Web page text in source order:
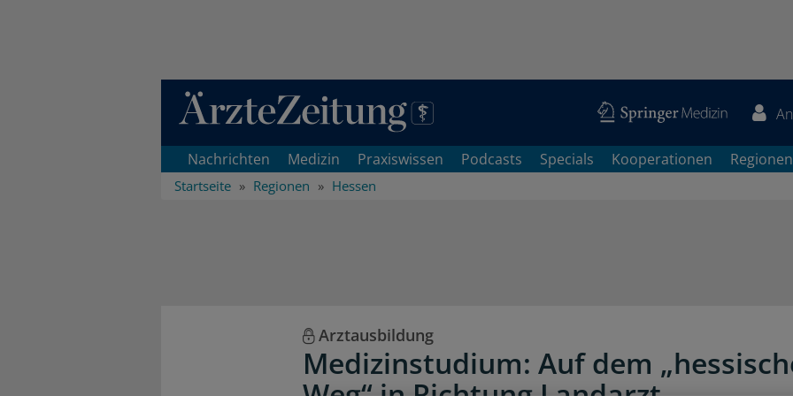
Direkt zum Inhaltsbereich
Nachrichten Medizin Praxiswissen Podcasts Specials Kooperationen Regionen
Startseite Regionen Hessen
Arztausbildung
Medizinstudium: Auf dem